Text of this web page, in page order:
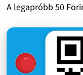
A legapróbb 50